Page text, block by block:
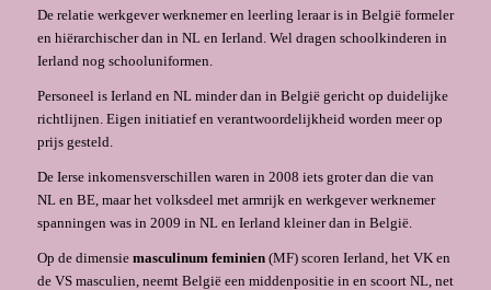
De relatie werkgever werknemer en leerling leraar is in België formeler
en hiërarchischer dan in NL en Ierland. Wel dragen schoolkinderen in
Ierland nog schooluniformen.
Personeel is Ierland en NL minder dan in België gericht op duidelijke
richtlijnen. Eigen initiatief en verantwoordelijkheid worden meer op
prijs gesteld.
De Ierse inkomensverschillen waren in 2008 iets groter dan die van
NL en BE, maar het volksdeel met armrijk en werkgever werknemer
spanningen was in 2009 in NL en Ierland kleiner dan in België.
Op de dimensie masculinum feminien(MF) scoren Ierland, het VK en
de VS masculien, neemt België een middenpositie in en scoort NL, net